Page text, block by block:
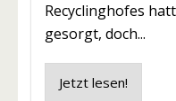
Recyclinghofes
gesorgt, doch...
Jetzt lesen!